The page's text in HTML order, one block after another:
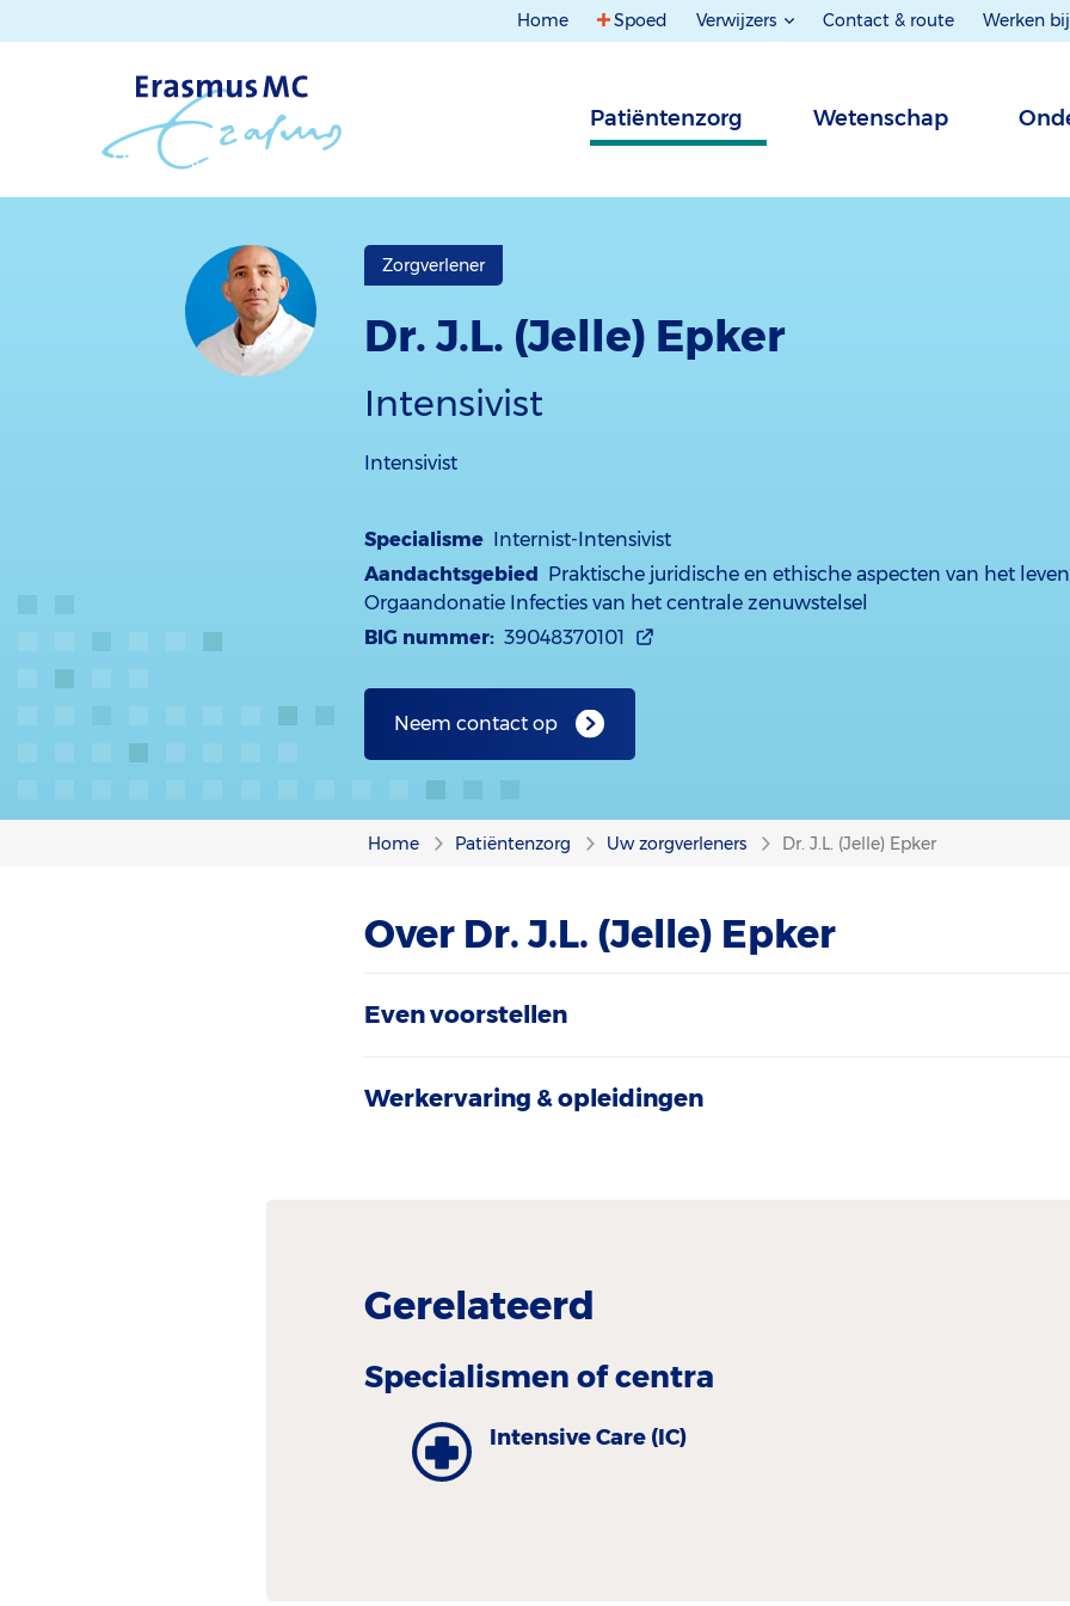
Home Spoed Verwijzers Contact & route Werken bij
Patiëntenzorg Wetenschap
Zorgverlener
Dr. J.L. (Jelle) Epker
Intensivist
Intensivist
Specialisme Internist-Intensivist
Aandachtsgebied Praktische juridische en ethische aspecten van het
Orgaandonatie Infecties van het centrale zenuwstelsel
BIG nummer: 39048370101
Neem contact op
Home Patiëntenzorg Uw zorgverleners Dr. J.L. (Jelle) Epker
Over Dr. J.L. (Jelle) Epker
Even voorstellen
Werkervaring & opleidingen
Gerelateerd
Specialismen of centra
Intensive Care (IC)